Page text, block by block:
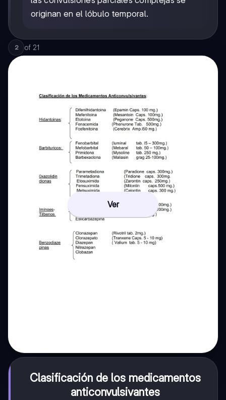
originan en el lóbulo temporal.
2 of 21
Ver
Clasificación de los medicamentos
anticonvulsivantes